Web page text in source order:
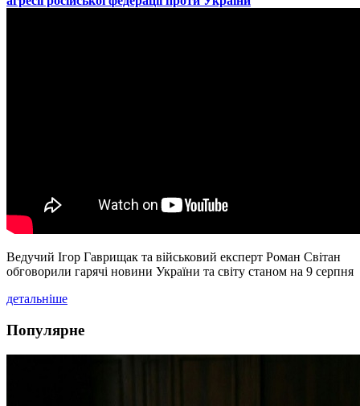
Ведучий Ігор Гаврищак та військовий експерт Роман Світан
обговорили гарячі новини України та світу станом на 9 серпня
детальніше
Популярне